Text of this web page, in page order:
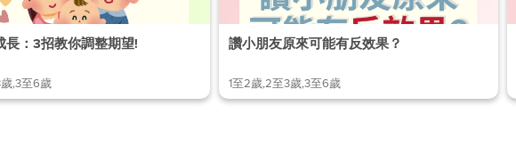
長：3招教你調整期望!
,3至6歲
讚小朋友原來可能有反效果？
1至2歲,2至3歲,3至6歲